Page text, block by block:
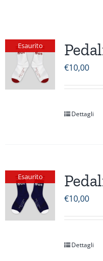
Esaurito
€10,00
Dettagli
Esaurito
€10,00
Dettagli